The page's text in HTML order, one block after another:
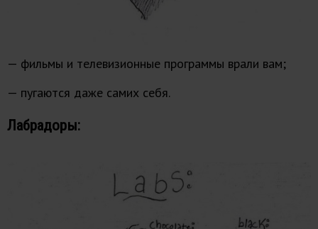
— фильмы и телевизионные программы врали вам;
— пугаются даже самих себя.
Лабрадоры: